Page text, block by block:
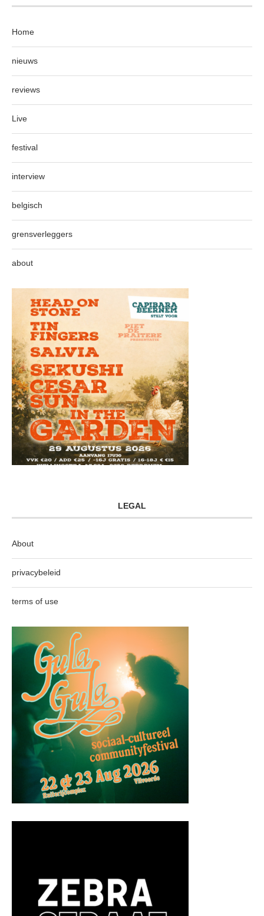
Home
nieuws
reviews
Live
festival
interview
belgisch
grensverleggers
about
LEGAL
About
privacybeleid
terms of use